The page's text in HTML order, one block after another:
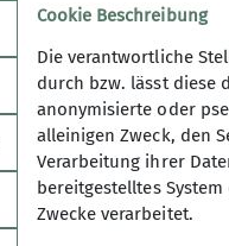
Bremer Hütte
Cookie Beschreibung
Die verantwortliche
durch bzw. lässt diese
anonymisierte oder
alleinigen Zweck, den
Verarbeitung ihrer
bereitgestelltes
Zwecke verarbeitet.